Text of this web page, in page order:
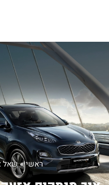
ראשי»שאל